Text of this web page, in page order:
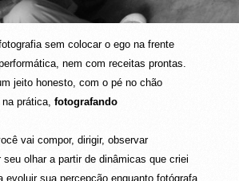
sem colocar o ego na frente
nem com receitas prontas.
jeito honesto, com o pé no chão
na prática, fotografando
vai compor, dirigir, observar
olhar a partir de dinâmicas que criei
evoluir sua percepção enquanto fotógrafa